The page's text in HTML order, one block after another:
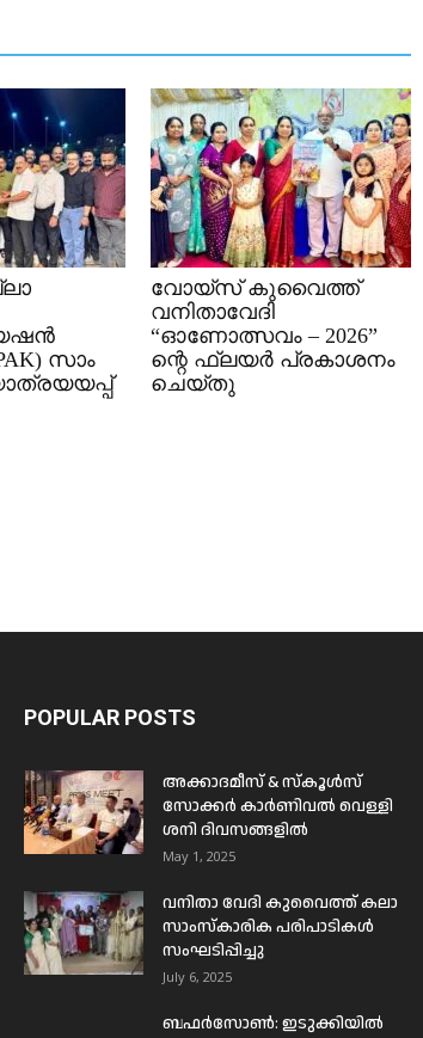
സാം
വോയ്സ് കുവൈത്ത്
വനിതാവേദി
“ഓണോത്സവം – 2026”
ന്റെ ഫ്ലയർ പ്രകാശനം
ചെയ്തു
POPULAR POSTS
അക്കാദമീസ് & സ്കൂൾസ്
സോക്കർ കാർണിവൽ വെള്ളി
ശനി ദിവസങ്ങളിൽ
May 1, 2025
വനിതാ വേദി കുവൈത്ത് കലാ
സാംസ്കാരിക പരിപാടികൾ
സംഘടിപ്പിച്ചു
July 6, 2025
ബഫര്‍സോണ്‍: ഇടുക്കിയില്‍